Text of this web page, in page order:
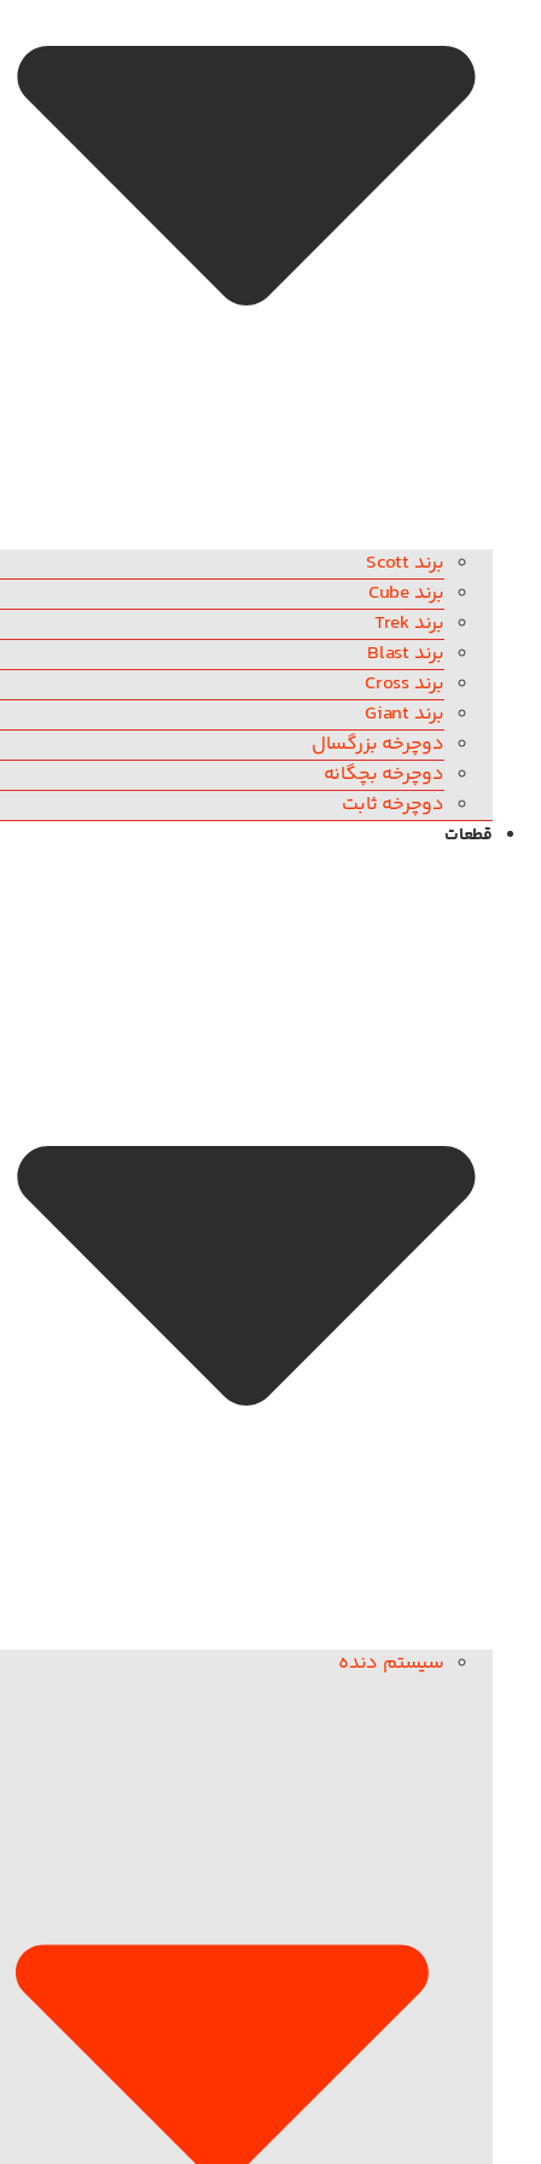
برند Scott
برند Cube
برند Trek
برند Blast
برند Cross
برند Giant
دوچرخه بزرگسال
دوچرخه بچگانه
دوچرخه ثابت
قطعات
سیستم دنده